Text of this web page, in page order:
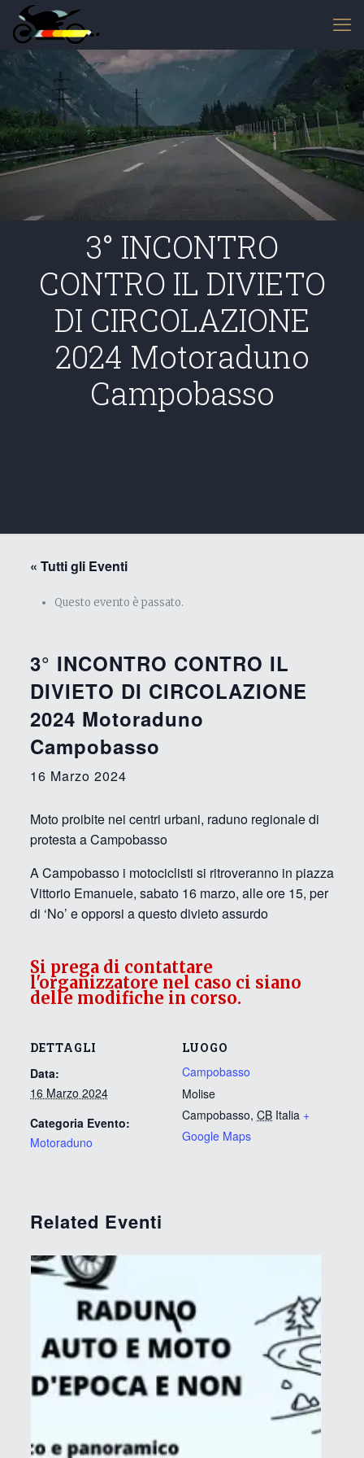
3° INCONTRO
CONTRO IL DIVIETO
DI CIRCOLAZIONE
2024 Motoraduno
Campobasso
« Tutti gli Eventi
Questo evento è passato.
3° INCONTRO CONTRO IL
DIVIETO DI CIRCOLAZIONE
2024 Motoraduno
Campobasso
16 Marzo 2024
Moto proibite nei centri urbani, raduno regionale di
protesta a Campobasso
A Campobasso i motociclisti si ritroveranno in piazza
Vittorio Emanuele, sabato 16 marzo, alle ore 15, per
di ‘No’ e opporsi a questo divieto assurdo
DETTAGLI
Data:
16 Marzo 2024
Categoria Evento:
Motoraduno
LUOGO
Campobasso
Molise
Campobasso, CB Italia +
Google Maps
Related Eventi
Si prega di contattare
l'organizzatore nel caso ci siano
delle modifiche in corso.